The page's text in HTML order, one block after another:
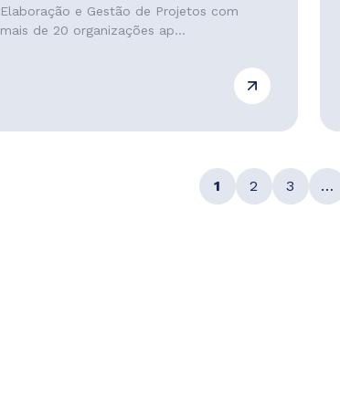
Elaboração e Gestão de Projetos com
mais de 20 organizações ap...
1 2 3 …